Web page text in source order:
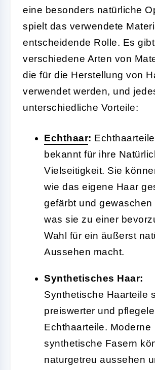
eine besonders natürliche
spielt das verwendete
entscheidende Rolle. Es gibt
verschiedene Arten von
die für die Herstellung von
verwendet werden, und
unterschiedliche Vorteile:
Echthaar:
bekannt für ihre
Vielseitigkeit. Sie
wie das eigene Haar
gefärbt und gewaschen
was sie zu einer
Wahl für ein äußerst
Aussehen macht.
Synthetisches Haar:
Synthetische Haarteile
preiswerter und
Echthaarteile. Moderne
synthetische Fasern
naturgetreu aussehen